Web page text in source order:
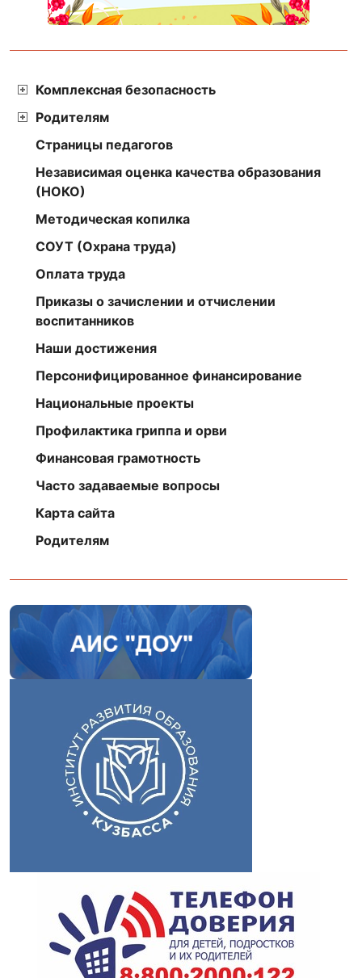
Комплексная безопасность
Родителям
Страницы педагогов
Независимая оценка качества образования
(НОКО)
Методическая копилка
СОУТ (Охрана труда)
Оплата труда
Приказы о зачислении и отчислении
воспитанников
Наши достижения
Персонифицированное финансирование
Национальные проекты
Профилактика гриппа и орви
Финансовая грамотность
Часто задаваемые вопросы
Карта сайта
Родителям